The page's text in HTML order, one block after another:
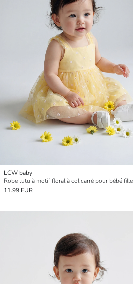
LCW baby
Robe tutu à motif floral à col carré pour bébé fille
11.99 EUR